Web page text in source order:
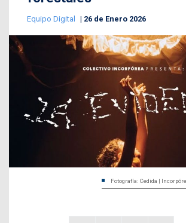
Equipo Digital 26 de Enero 2026
Fotografía: Cedida |